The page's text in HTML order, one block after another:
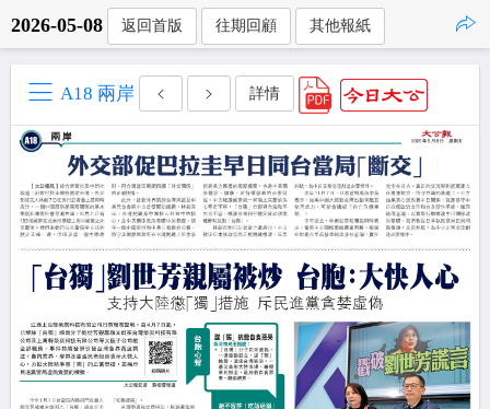
2026-05-08 返回首版 往期回顧 其他報紙
A18 兩岸 詳情